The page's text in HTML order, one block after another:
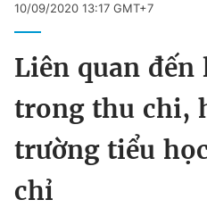
Chuyên mục
Chuyên mục khác
Chào ngày mới
Đổi mật khẩu
Tin đã lưu
Tin đã xem
Đăng xuất
10/09/2020 13:17 GMT+7
Liên quan
trong thu chi,
trường tiểu
chỉ